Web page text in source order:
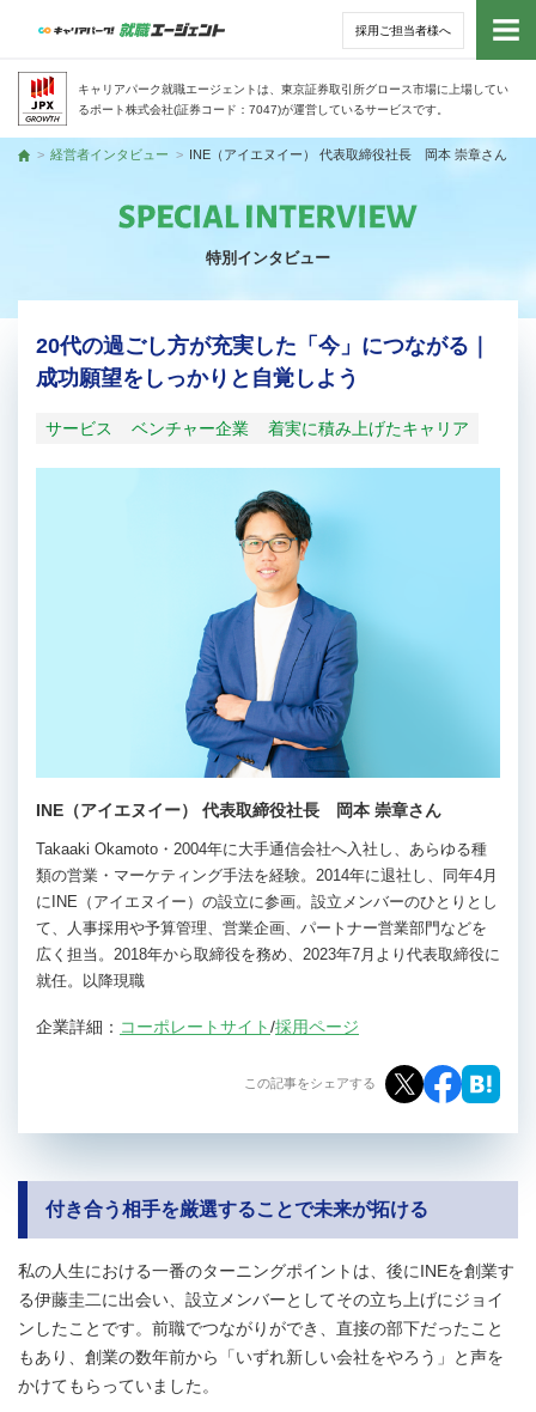
採用ご担当者様へ
キャリアパーク就職エージェントは、東京証券取引所グロース市場に上場してい
るポート株式会社(証券コード：7047)が運営しているサービスです。
トッ
サー
トップ
経営者インタビュー INE（アイエヌイー） 代表取締役社長 岡本 崇章さん
特別インタビュー
20代の過ごし方が充実した「今」につながる｜
成功願望をしっかりと自覚しよう
サービス ベンチャー企業 着実に積み上げたキャリア
INE（アイエヌイー） 代表取締役社長 岡本 崇章さん
Takaaki Okamoto・2004年に大手通信会社へ入社し、あらゆる種
類の営業・マーケティング手法を経験。2014年に退社し、同年4月
にINE（アイエヌイー）の設立に参画。設立メンバーのひとりとし
て、人事採用や予算管理、営業企画、パートナー営業部門などを
広く担当。2018年から取締役を務め、2023年7月より代表取締役に
就任。以降現職
企業詳細： コーポレートサイト/採用ページ
この記事をシェアする
付き合う相手を厳選することで未来が拓ける
私の人生における一番のターニングポイントは、後にINEを創業す
る伊藤圭二に出会い、設立メンバーとしてその立ち上げにジョイ
ンしたことです。前職でつながりができ、直接の部下だったこと
もあり、創業の数年前から「いずれ新しい会社をやろう」と声を
かけてもらっていました。